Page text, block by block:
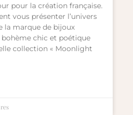
pour la création française.
vous présenter l’univers
la marque de bijoux
bohème chic et poétique
collection « Moonlight